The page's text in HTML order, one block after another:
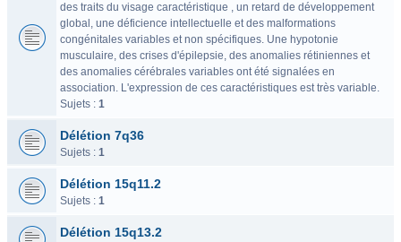
des traits du visage caractéristique , un retard de développement
global, une déficience intellectuelle et des malformations
congénitales variables et non spécifiques. Une hypotonie
musculaire, des crises d'épilepsie, des anomalies rétiniennes et
des anomalies cérébrales variables ont été signalées en
association. L'expression de ces caractéristiques est très variable.
Sujets : 1
Délétion 7q36
Sujets : 1
Délétion 15q11.2
Sujets : 1
Délétion 15q13.2